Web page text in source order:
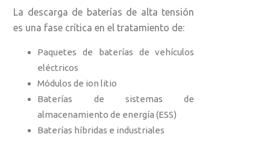
La descarga de baterías de alta tensión
es una fase crítica en el tratamiento de:
Paquetes de baterías de vehículos
eléctricos
Módulos de ion litio
Baterías de sistemas de
almacenamiento de energía (ESS)
Baterías híbridas e industriales